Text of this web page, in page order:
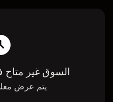
السوق غير متاح
يتم عرض